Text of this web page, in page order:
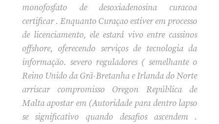
monofosfato de desoxiadenosina curacoa
certificar . Enquanto Curaçao estiver em processo
de licenciamento, ele estará vivo entre cassinos
offshore, oferecendo serviços de tecnologia da
informação. severo reguladores ( semelhante o
Reino Unido da Grã-Bretanha e Irlanda do Norte
arriscar compromisso Oregon República de
Malta apostar em (Autoridade para dentro lapso
se significativo quando desafios ascendem .